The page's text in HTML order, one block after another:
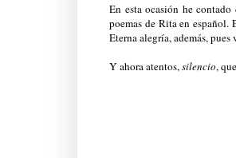
En esta ocasión he
poemas de Rita en español.
Eterna alegría, además,
Y ahora atentos,silencio,